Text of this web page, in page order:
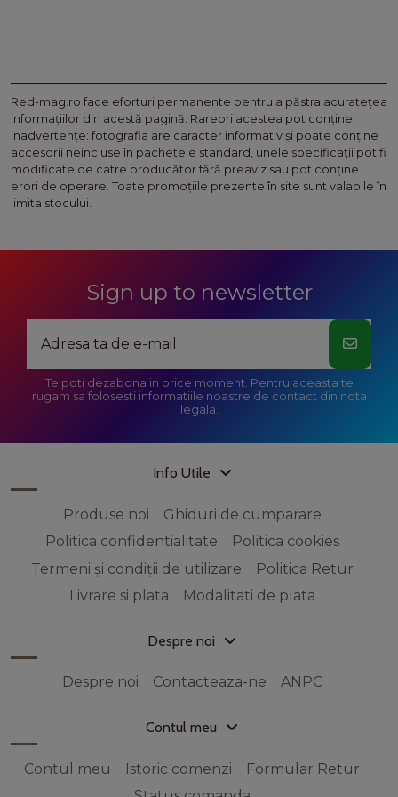
Red-mag.ro face eforturi permanente pentru a păstra acurateţea
informaţiilor din acestă pagină. Rareori acestea pot conţine
inadvertenţe: fotografia are caracter informativ şi poate conţine
accesorii neincluse în pachetele standard, unele specificaţii pot fi
modificate de catre producător fără preaviz sau pot conţine
erori de operare. Toate promoţiile prezente în site sunt valabile în
limita stocului.
Sign up to newsletter
Te poti dezabona in orice moment. Pentru aceasta te
rugam sa folosesti informatiile noastre de contact din nota
legala.
Info Utile
Produse noi
Ghiduri de cumparare
Politica confidentialitate
Politica cookies
Termeni și condiții de utilizare
Politica Retur
Livrare si plata
Modalitati de plata
Despre noi
Despre noi Contacteaza-ne ANPC
Contul meu
Contul meu Istoric comenzi
Formular Retur